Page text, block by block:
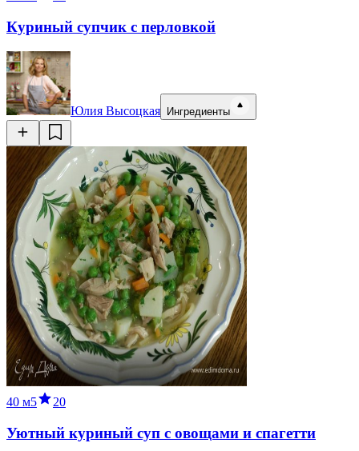
Куриный супчик с перловкой
Юлия Высоцкая Ингредиенты
40 м5 20
Уютный куриный суп с овощами и спагетти